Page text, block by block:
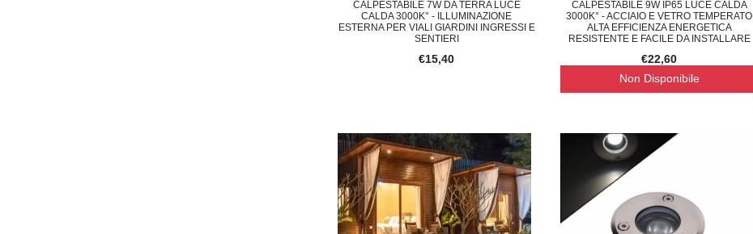
CALPESTABILE 7W DA TERRA LUCE
CALDA 3000K° - ILLUMINAZIONE
ESTERNA PER VIALI GIARDINI INGRESSI E
SENTIERI
€15,40
CALPESTABILE 9W IP65 LUCE CALDA
3000K° - ACCIAIO E VETRO TEMPERATO
ALTA EFFICIENZA ENERGETICA
RESISTENTE E FACILE DA INSTALLARE
€22,60
Non Disponibile